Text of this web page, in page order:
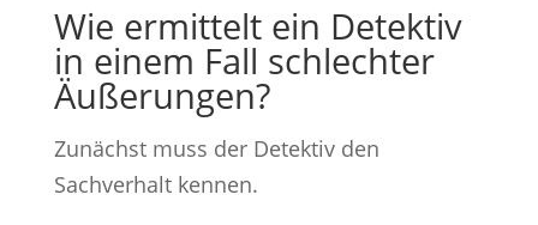
Wie ermittelt ein Detektiv
in einem Fall schlechter
Äußerungen?
Zunächst muss der Detektiv den
Sachverhalt kennen.